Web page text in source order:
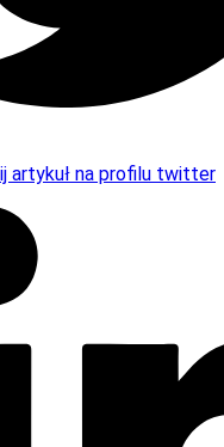
artykuł na profilu twitter